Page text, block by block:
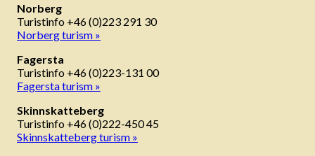
Norberg
Turistinfo +46 (0)223 291 30
Norberg turism »
Fagersta
Turistinfo +46 (0)223-131 00
Fagersta turism »
Skinnskatteberg
Turistinfo +46 (0)222-450 45
Skinnskatteberg turism »